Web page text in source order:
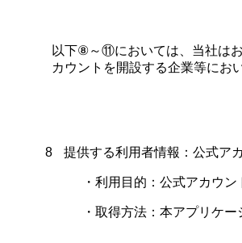
以下⑧～⑪においては、当社は
カウントを開設する企業等にお
8 提供する利用者情報：公式ア
・利用目的：公式アカウント
・取得方法：本アプリケーシ